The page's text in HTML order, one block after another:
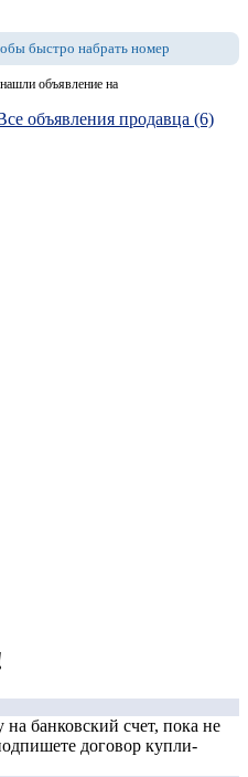
быстро набрать номер
объявление на
объявления продавца (6)
банковский счет, пока не
договор купли-